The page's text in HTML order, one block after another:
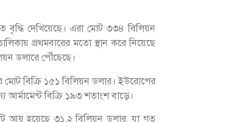
বৃদ্ধি দেখিয়েছে। এরা মোট ৩৩৪ বিলিয়ন
প্রথমবারের মতো স্থান করে নিয়েছে
ডলারে পৌঁছেছে।
মোট বিক্রি ১৫১ বিলিয়ন ডলার। ইউরোপের
আর্মামেন্ট বিক্রি ১৯৩ শতাংশ বাড়ে।
আয় হয়েছে ৩১.২ বিলিয়ন ডলার, যা গত